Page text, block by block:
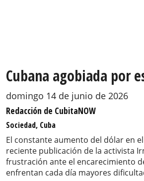
Cubana agobiada por
domingo 14 de junio de 2026
Redacción de CubitaNOW
Sociedad, Cuba
El constante aumento del dólar en
reciente publicación de la activista
frustración ante el encarecimiento
enfrentan cada día mayores